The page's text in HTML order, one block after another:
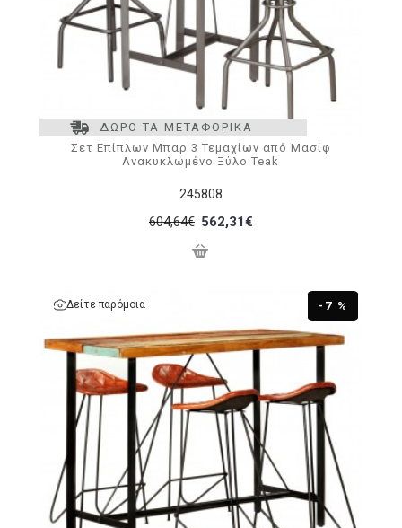
ΔΩΡΟ ΤΑ ΜΕΤΑΦΟΡΙΚΑ
245808
Σετ Επίπλων Μπαρ 3 Τεμαχίων από Μασίφ
Ανακυκλωμένο Ξύλο Teak
604,64€ 562,31€
-7 %
Δείτε παρόμοια